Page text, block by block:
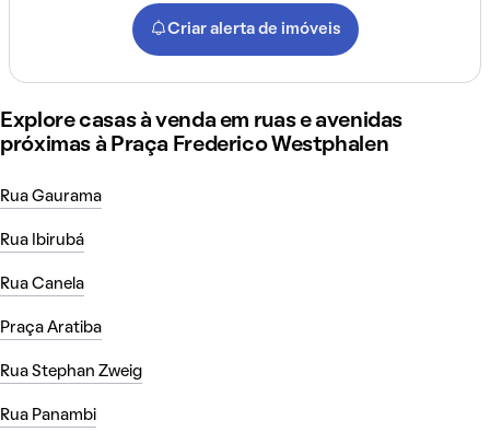
Criar alerta de imóveis
Explore casas à venda em ruas e avenidas
próximas à Praça Frederico Westphalen
Rua Gaurama
Rua Ibirubá
Rua Canela
Praça Aratiba
Rua Stephan Zweig
Rua Panambi